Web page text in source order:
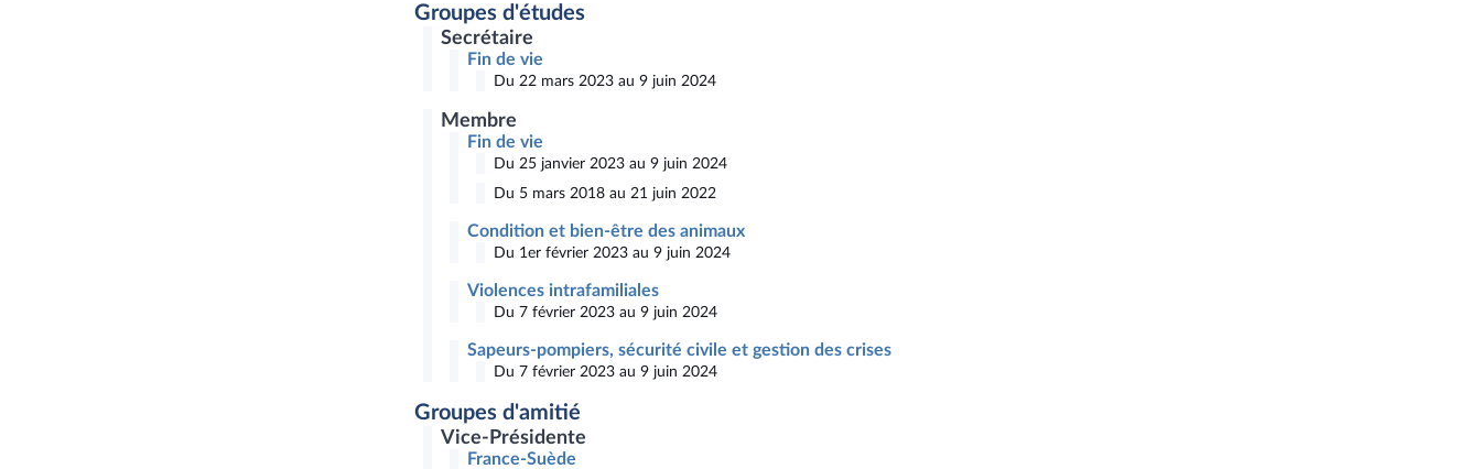
Groupes d'études
Secrétaire
Fin de vie
Du 22 mars 2023 au 9 juin 2024
Membre
Fin de vie
Du 25 janvier 2023 au 9 juin 2024
Du 5 mars 2018 au 21 juin 2022
Condition et bien-être des animaux
Du 1er février 2023 au 9 juin 2024
Violences intrafamiliales
Du 7 février 2023 au 9 juin 2024
Sapeurs-pompiers, sécurité civile et gestion des crises
Du 7 février 2023 au 9 juin 2024
Groupes d'amitié
Vice-Présidente
France-Suède